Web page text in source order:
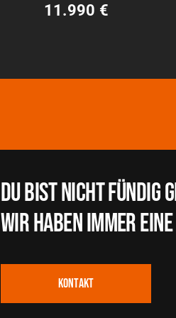
11.990 €
Du BIST NICHT FÜNDIG
WIr haben immer
KONTAKT